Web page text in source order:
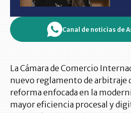
Canal de noticias de
La Cámara de Comercio
nuevo reglamento de arbitraje
reforma enfocada en la
mayor eficiencia procesal y